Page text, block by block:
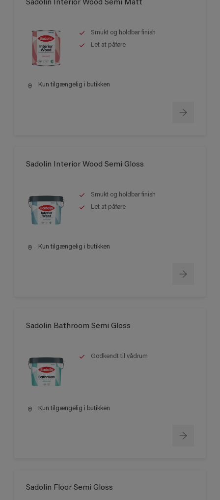
Sadolin Interior Wood Semi Matt
Smukt og holdbar finish
Let at påføre
Kun tilgængelig i butikken
Sadolin Interior Wood Semi Gloss
Smukt og holdbar finish
Let at påføre
Kun tilgængelig i butikken
Sadolin Bathroom Semi Gloss
Godkendt til vådrum
Kun tilgængelig i butikken
Sadolin Floor Semi Gloss